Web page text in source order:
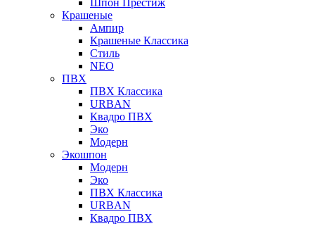
Шпон Престиж
Крашеные
Ампир
Крашеные Классика
Стиль
NEO
ПВХ
ПВХ Классика
URBAN
Квадро ПВХ
Эко
Модерн
Экошпон
Модерн
Эко
ПВХ Классика
URBAN
Квадро ПВХ